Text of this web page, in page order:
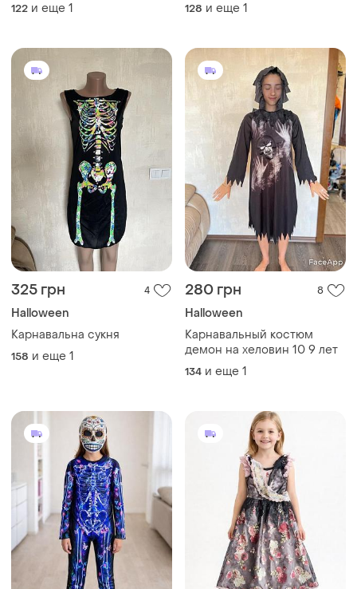
122 и еще 1 128 и еще 1
325 грн 4
Halloween
Карнавальна сукня
158 и еще 1
280 грн 8
Halloween
Карнавальный костюм
демон на хеловин 10 9 лет
134 и еще 1